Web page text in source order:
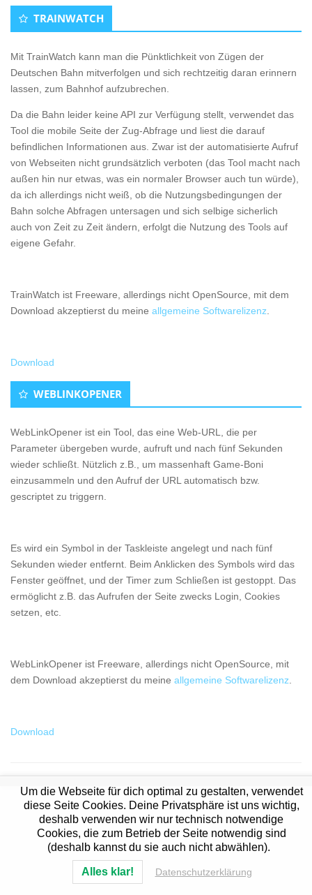
TRAINWATCH
Mit TrainWatch kann man die Pünktlichkeit von Zügen der
Deutschen Bahn mitverfolgen und sich rechtzeitig daran erinnern
lassen, zum Bahnhof aufzubrechen.
Da die Bahn leider keine API zur Verfügung stellt, verwendet das
Tool die mobile Seite der Zug-Abfrage und liest die darauf
befindlichen Informationen aus. Zwar ist der automatisierte Aufruf
von Webseiten nicht grundsätzlich verboten (das Tool macht nach
außen hin nur etwas, was ein normaler Browser auch tun würde),
da ich allerdings nicht weiß, ob die Nutzungsbedingungen der
Bahn solche Abfragen untersagen und sich selbige sicherlich
auch von Zeit zu Zeit ändern, erfolgt die Nutzung des Tools auf
eigene Gefahr.
TrainWatch ist Freeware, allerdings nicht OpenSource, mit dem
Download akzeptierst du meine allgemeine Softwarelizenz
Download
WEBLINKOPENER
WebLinkOpener ist ein Tool, das eine Web-URL, die per
Parameter übergeben wurde, aufruft und nach fünf Sekunden
wieder schließt. Nützlich z.B., um massenhaft Game-Boni
einzusammeln und den Aufruf der URL automatisch bzw.
gescriptet zu triggern.
Es wird ein Symbol in der Taskleiste angelegt und nach fünf
Sekunden wieder entfernt. Beim Anklicken des Symbols wird das
Fenster geöffnet, und der Timer zum Schließen ist gestoppt. Das
ermöglicht z.B. das Aufrufen der Seite zwecks Login, Cookies
setzen, etc.
WebLinkOpener ist Freeware, allerdings nicht OpenSource, mit
dem Download akzeptierst du meine allgemeine Softwarelizenz
Download
Um die Webseite für dich optimal zu gestalten, verwendet
diese Seite Cookies. Deine Privatsphäre ist uns wichtig,
deshalb verwenden wir nur technisch notwendige
Cookies, die zum Betrieb der Seite notwendig sind
(deshalb kannst du sie auch nicht abwählen).
Alles klar! Datenschutzerklärung